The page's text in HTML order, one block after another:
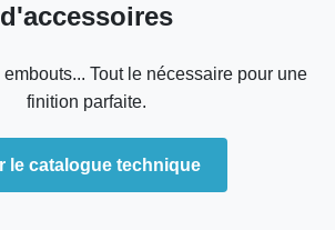
d'accessoires
Tout le nécessaire pour une
finition parfaite.
le catalogue technique